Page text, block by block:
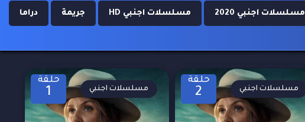
مسلسلات اجنبي 2020 مسلسلات اجنبي HD جريمة دراما
حلقة
2 مسلسلات اجنبي
حلقة
1 مسلسلات اجنبي